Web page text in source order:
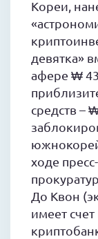
Кореи,
девятка»
афере ₩
средств –
ходе
До Квон
имеет